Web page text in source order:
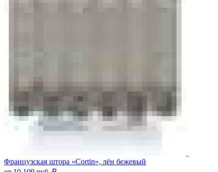
Французская штора «Cortin», лён бежевый